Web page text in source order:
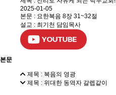
2025-01-05
본문 : 요한복음 8장 31~32절
설교 : 최기천 담임목사
본문
제목 : 복음의 영광
제목 : 위대한 동역자 갈렙같이